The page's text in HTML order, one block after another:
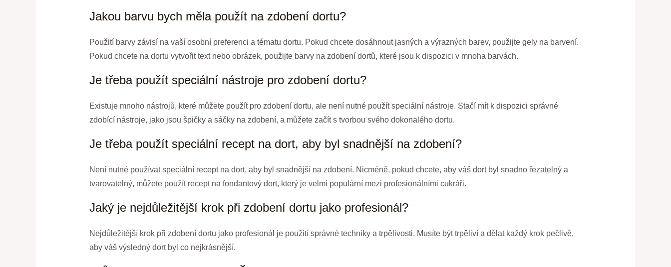
Jakou barvu bych měla použít na zdobení dortu?
Použití barvy závisí na vaší osobní preferenci a tématu dortu. Pokud chcete dosáhnout jasných a výrazných barev, použijte gely na barvení.
Pokud chcete na dortu vytvořit text nebo obrázek, použijte barvy na zdobení dortů, které jsou k dispozici v mnoha barvách.
Je třeba použít speciální nástroje pro zdobení dortu?
Existuje mnoho nástrojů, které můžete použít pro zdobení dortu, ale není nutné použít speciální nástroje. Stačí mít k dispozici správné
zdobící nástroje, jako jsou špičky a sáčky na zdobení, a můžete začít s tvorbou svého dokonalého dortu.
Je třeba použít speciální recept na dort, aby byl snadnější na zdobení?
Není nutné používat speciální recept na dort, aby byl snadnější na zdobení. Nicméně, pokud chcete, aby váš dort byl snadno řezatelný a
tvarovatelný, můžete použít recept na fondantový dort, který je velmi populární mezi profesionálními cukráři.
Jaký je nejdůležitější krok při zdobení dortu jako profesionál?
Nejdůležitější krok při zdobení dortu jako profesionál je použití správné techniky a trpělivosti. Musíte být trpěliví a dělat každý krok pečlivě,
aby váš výsledný dort byl co nejkrásnější.